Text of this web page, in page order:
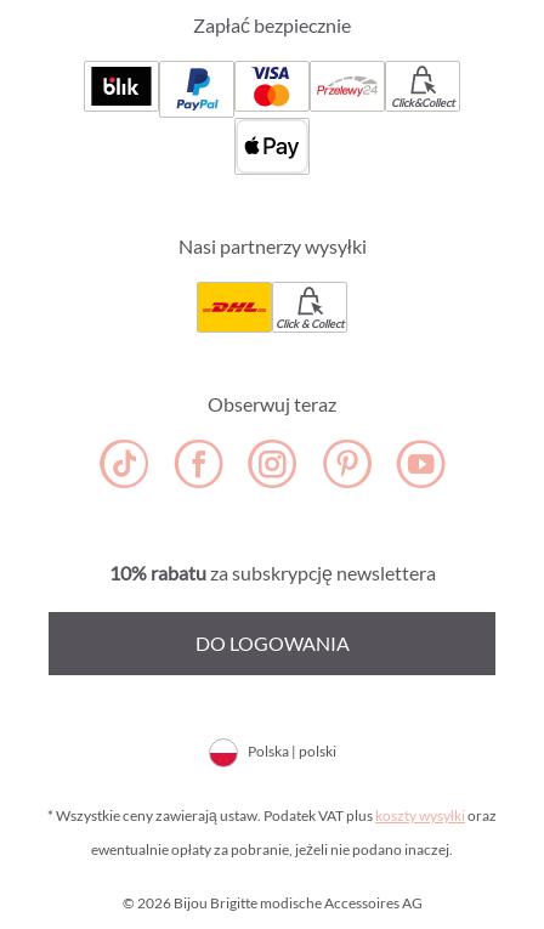
Zapłać bezpiecznie
Click&Collect
Nasi partnerzy wysyłki
Click & Collect
Obserwuj teraz
10% rabatuza subskrypcję newslettera
DO LOGOWANIA
Polska | polski
* Wszystkie ceny zawierają ustaw. Podatek VAT plus koszty wysyłki oraz
ewentualnie opłaty za pobranie, jeżeli nie podano inaczej.
© 2026 Bijou Brigitte modische Accessoires AG